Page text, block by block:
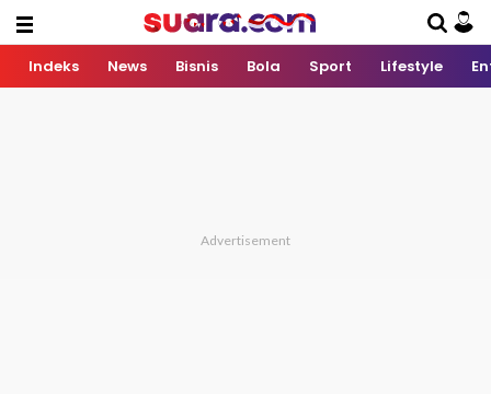
Indeks News Bisnis Bola Sport Lifestyle